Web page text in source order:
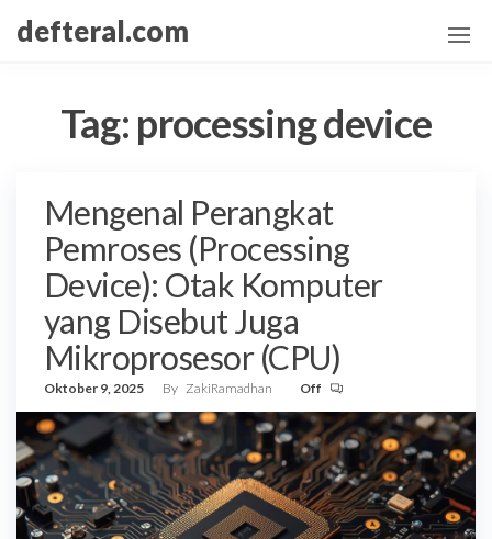
Skip
content
defteral.com
Tag: processing device
Mengenal Perangkat
Pemroses (Processing
Device): Otak Komputer
yang Disebut Juga
Mikroprosesor (CPU)
Oktober 9, 2025 By ZakiRamadhan Off